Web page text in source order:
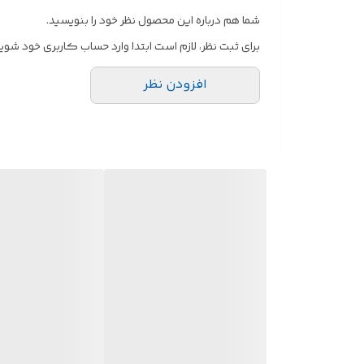
شما هم درباره این محصول نظر خود را بنویسید.
برای ثبت نظر، لازم است ابتدا وارد حساب کاربری خود
افزودن نظر